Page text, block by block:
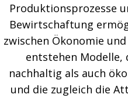
Produktionsprozesse
Bewirtschaftung
zwischen Ökonomie
entstehen Modelle,
nachhaltig als auch
und die zugleich die